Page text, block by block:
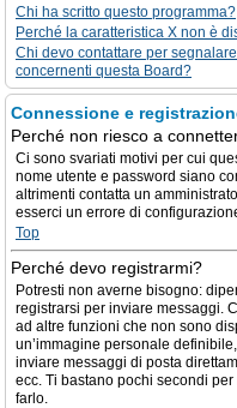
Chi ha scritto questo programma?
Perché la caratteristica X non è
Chi devo contattare per
concernenti questa Board?
Connessione e
Perché non riesco a
Ci sono svariati motivi per cui
nome utente e password siano
altrimenti contatta un
esserci un errore di
Top
Perché devo registrarmi?
Potresti non averne bisogno:
registrarsi per inviare messaggi.
ad altre funzioni che non sono
un’immagine personale
inviare messaggi di posta
ecc. Ti bastano pochi secondi
farlo.